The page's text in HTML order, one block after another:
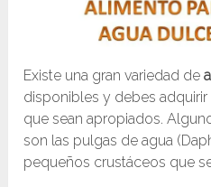
Existe una gran variedad de
disponibles y debes
que sean apropiados.
son las pulgas de agua
pequeños crustáceos que